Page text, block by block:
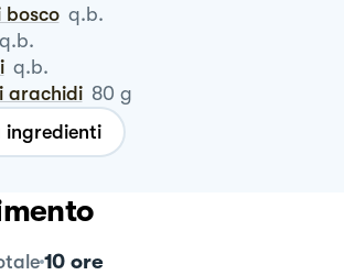
bosco q.b.
q.b.
q.b.
arachidi 80 g
ingredienti
10 ore